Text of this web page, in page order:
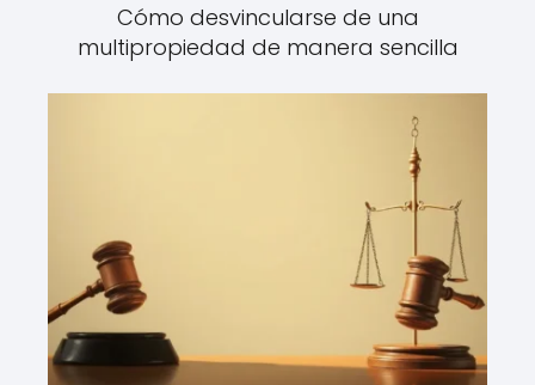
Cómo desvincularse de una
multipropiedad de manera sencilla